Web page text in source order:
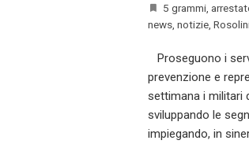
5 grammi
news notizie
Proseguono i
prevenzione e
settimana i militari
sviluppando le
impiegando, in